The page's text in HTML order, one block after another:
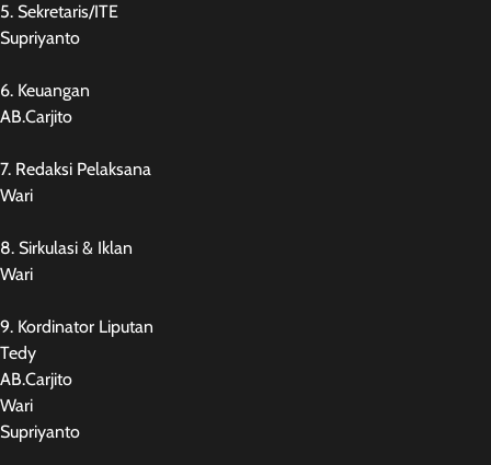
5. Sekretaris/ITE
Supriyanto
6. Keuangan
AB.Carjito
7. Redaksi Pelaksana
Wari
8. Sirkulasi & Iklan
Wari
9. Kordinator Liputan
Tedy
AB.Carjito
Wari
Supriyanto